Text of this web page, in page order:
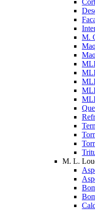
M.
M. L.